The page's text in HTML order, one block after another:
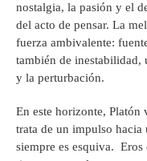
nostalgia, la pasión y el
del acto de pensar. La
fuerza ambivalente:
también de
y la perturbación.
En este horizonte, Platón
trata de un impulso hacia
siempre es esquiva. Eros